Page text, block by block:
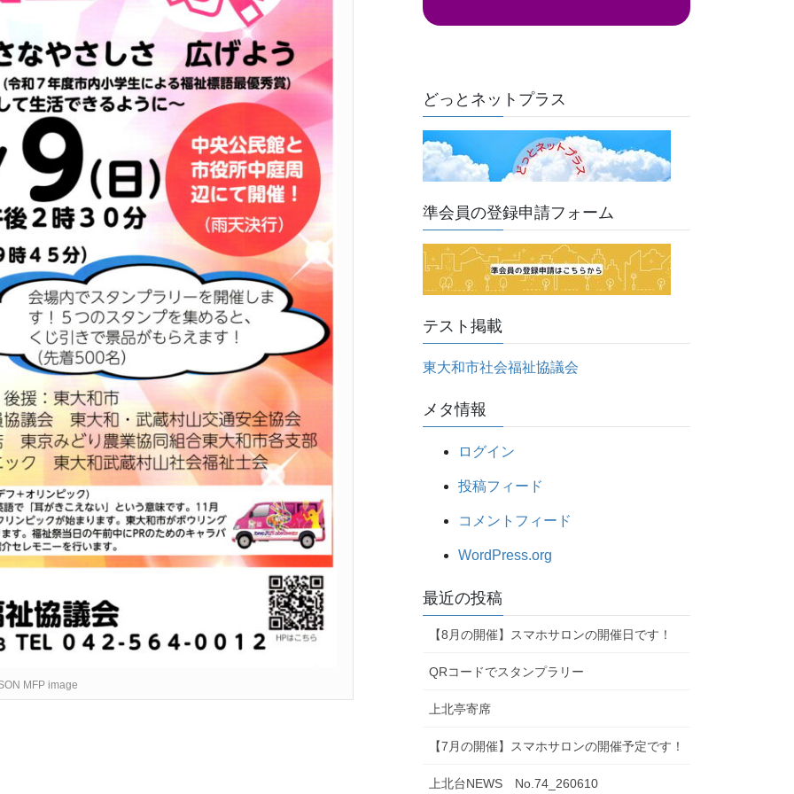
MFP image
レ
どっとネットプラス
準会員の登録申請フォーム
テスト掲載
東大和市社会福祉協議会
メタ情報
ログイン
投稿フィード
コメントフィード
WordPress.org
最近の投稿
【8月の開催】スマホサロンの開催日です！
QRコードでスタンプラリー
上北亭寄席
【7月の開催】スマホサロンの開催予定です！
上北台NEWS No.74_260610